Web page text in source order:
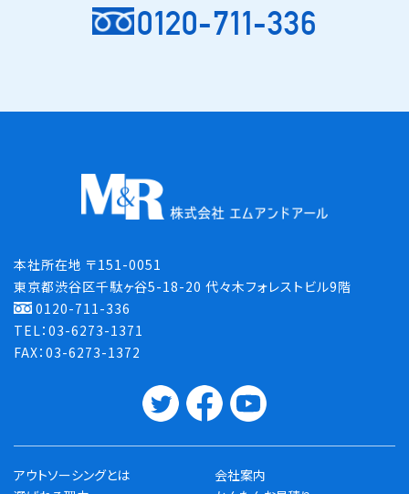
0120-711-336
本社所在地 〒151-0051
東京都渋谷区千駄ヶ谷5-18-20 代々木フォレストビル9階
0120-711-336
TEL：03-6273-1371
FAX：03-6273-1372
アウトソーシングとは
会社案内